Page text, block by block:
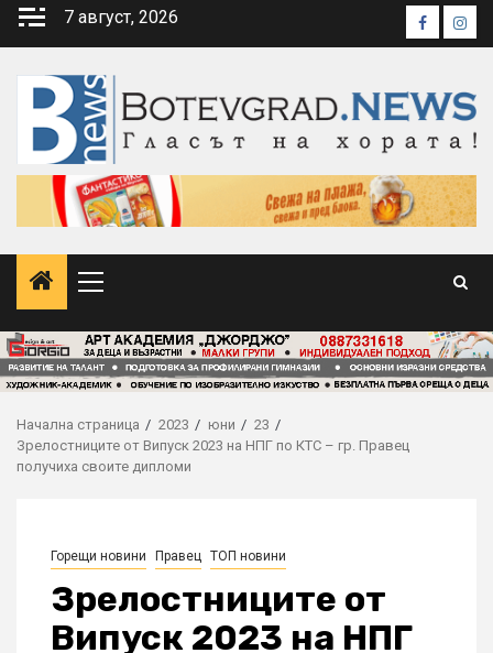
Skip
7 август, 2026 Facebook
Primary
Начална страница 2023 юни
23
Зрелостниците от Випуск 2023 на НПГ по КТС – гр. Правец
получиха своите дипломи
Горещи новини Правец ТОП новини
Зрелостниците от
Випуск 2023 на НПГ